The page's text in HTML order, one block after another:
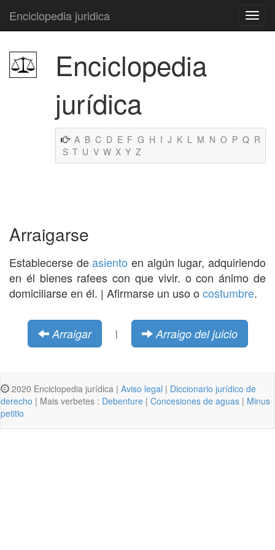
Enciclopedia juridica
Enciclopedia
jurídica
A B C D E F G H I J K L M N O P Q R
S T U V W X Y Z
Arraigarse
Establecerse deasiento en algún lugar, adquiriendo
en él bienes rafees con que vivir. o con ánimo de
domiciliarse en él. | Afirmarse un uso o costumbre.
Arraigar | Arraigo del juicio
2020 Enciclopedia jurídica | Aviso legal | Diccionario jurídico de
derecho | Mais verbetes : Debenture | Concesiones de aguas | Minus
petitio